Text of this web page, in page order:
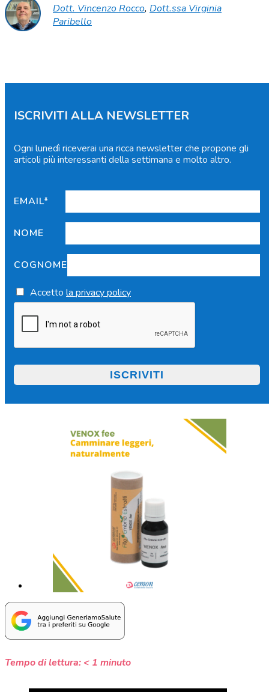
Dott. Vincenzo Rocco, Dott.ssa Virginia
Paribello
ISCRIVITI ALLA NEWSLETTER
Ogni lunedì riceverai una ricca newsletter che propone gli
articoli più interessanti della settimana e molto altro.
EMAIL*
NOME
COGNOME
Accetto la privacy policy
Tempo di lettura: < 1 minuto